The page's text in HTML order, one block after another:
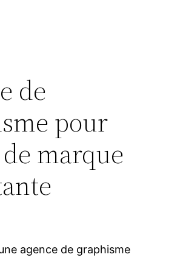
de
pour
marque
agence de graphisme